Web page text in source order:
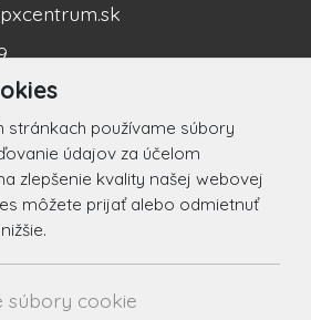
stránkach používame súbory
údajov za účelom
zlepšenie kvality našej webovej
môžete prijať alebo odmietnuť
súbory cookie
kancelária +421 917 450 666
mayabella s.r.o., Všetky práva